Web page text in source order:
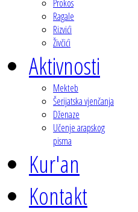
Prokos
Ragale
Rizvići
Živčići
Aktivnosti
Mekteb
Šerijatska vjenčanja
Dženaze
Učenje arapskog
pisma
Kur'an
Kontakt